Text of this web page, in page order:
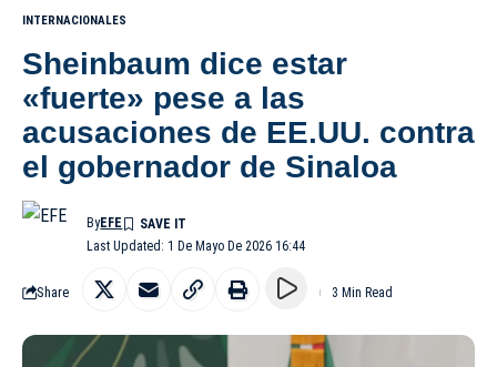
INTERNACIONALES
Sheinbaum dice estar
«fuerte» pese a las
acusaciones de EE.UU. contra
el gobernador de Sinaloa
Last Updated: 1 De Mayo De 2026 16:44
ByEFE
Share 3 Min Read